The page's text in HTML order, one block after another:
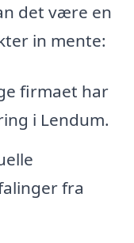
det være en
in mente:
firmaet har
i Lendum.
fra